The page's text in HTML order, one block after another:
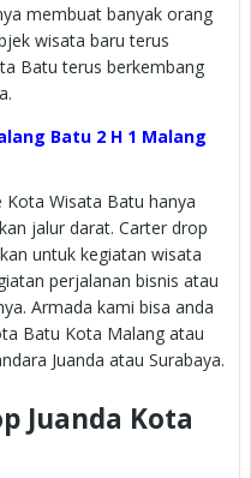
membuat banyak orang
wisata baru terus
Batu terus berkembang
Batu 2 H 1 Malang
Kota Wisata Batu hanya
jalur darat. Carter drop
untuk kegiatan wisata
perjalanan bisnis atau
Armada kami bisa anda
Batu Kota Malang atau
Juanda atau Surabaya.
Juanda Kota